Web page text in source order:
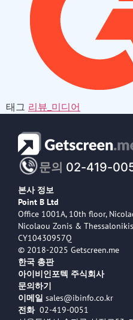
태그 리뷰_미디어
문의 02-419-
본사 정보
Point B Ltd
Office 1001A, 10th floor,
Nicolaou Zonis &
CY10430957Q
© 2018-2025 Getscreen.me
한국 총판
아이비인포텍 주식회사
문의하기
이메일 sales@ibinfo.co.kr
전화02-419-0051